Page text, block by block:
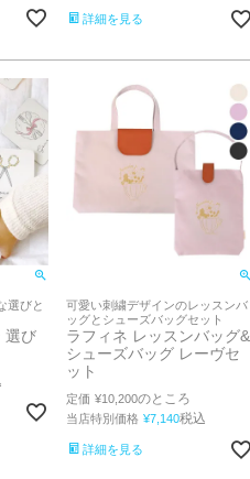
詳細を見る
選びと
選び
可愛い刺繍デザインのレッスンバ
ッグとシューズバッグセット
ラフィネ レッスンバッグ&
シューズバッグ レーヴセ
ット
定価 ¥10,200のところ
当店特別価格 ¥7,140税込
詳細を見る